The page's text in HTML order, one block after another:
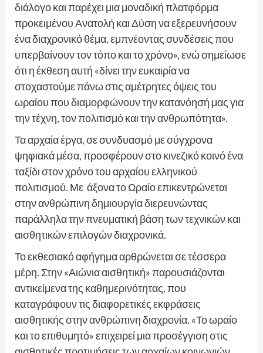
διάλογο και παρέχει μια μοναδική πλατφόρμα
προκειμένου Ανατολή και Δύση να εξερευνήσουν
ένα διαχρονικό θέμα, εμπνέοντας συνδέσεις που
υπερβαίνουν τον τόπο και το χρόνο», ενώ σημείωσε
ότι η έκθεση αυτή «δίνει την ευκαιρία να
στοχαστούμε πάνω στις αμέτρητες όψεις του
ωραίου που διαμορφώνουν την κατανόησή μας για
την τέχνη, τον πολιτισμό και την ανθρωπότητα».
Τα αρχαία έργα, σε συνδυασμό με σύγχρονα
ψηφιακά μέσα, προσφέρουν στο κινεζικό κοινό ένα
ταξίδι στον χρόνο του αρχαίου ελληνικού
πολιτισμού. Με άξονα το Ωραίο επικεντρώνεται
στην ανθρώπινη δημιουργία διερευνώντας
παράλληλα την πνευματική βάση των τεχνικών και
αισθητικών επιλογών διαχρονικά.
Το εκθεσιακό αφήγημα αρθρώνεται σε τέσσερα
μέρη. Στην «Αιώνια αισθητική» παρουσιάζονται
αντικείμενα της καθημερινότητας, που
καταγράφουν τις διαφορετικές εκφράσεις
αισθητικής στην ανθρώπινη διαχρονία. «Το ωραίο
και το επιθυμητό» επιχειρεί μια προσέγγιση στις